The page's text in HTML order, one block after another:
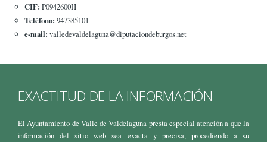
CIF: P0942600H
Teléfono: 947385101
e-mail: valledevaldelaguna@diputaciondeburgos.net
EXACTITUD DE LA INFORMACIÓN
El Ayuntamiento de Valle de Valdelaguna presta especial atención a que la
información del sitio web sea exacta y precisa, procediendo a su